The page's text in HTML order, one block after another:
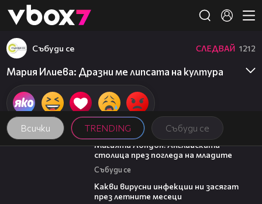
👾
Всички TRENDING Събуди се
Събуди се СЛЕДВАЙ 1212
Мария Илиева: Дразни ме липсата на култура
05:03
Магията Лондон: Английската
столица през погледа на младите
Събуди се
Какви вирусни инфекции ни засягат
през летните месеци